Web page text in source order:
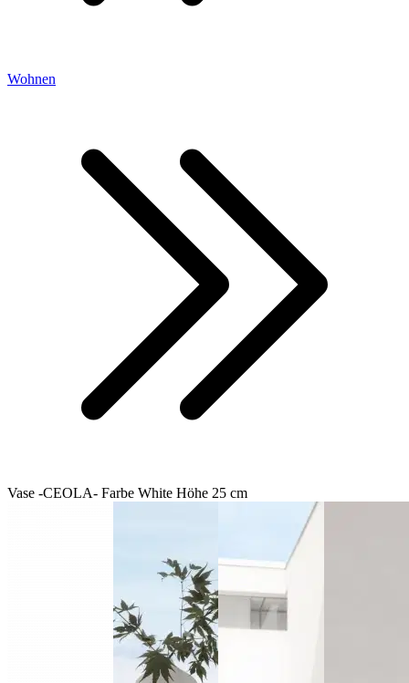
Wohnen
Vase -CEOLA- Farbe White Höhe 25 cm